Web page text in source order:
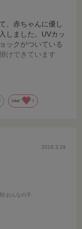
、赤ちゃんに優し
しました。UVカッ
ックがついている
けできています
！購入してよかっ
Like! 3
2018.3.29
:おんなの子